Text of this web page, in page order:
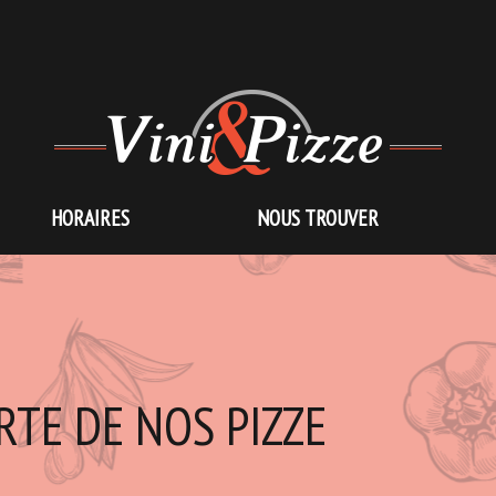
HORAIRES NOUS TROUVER
DE NOS PIZZE